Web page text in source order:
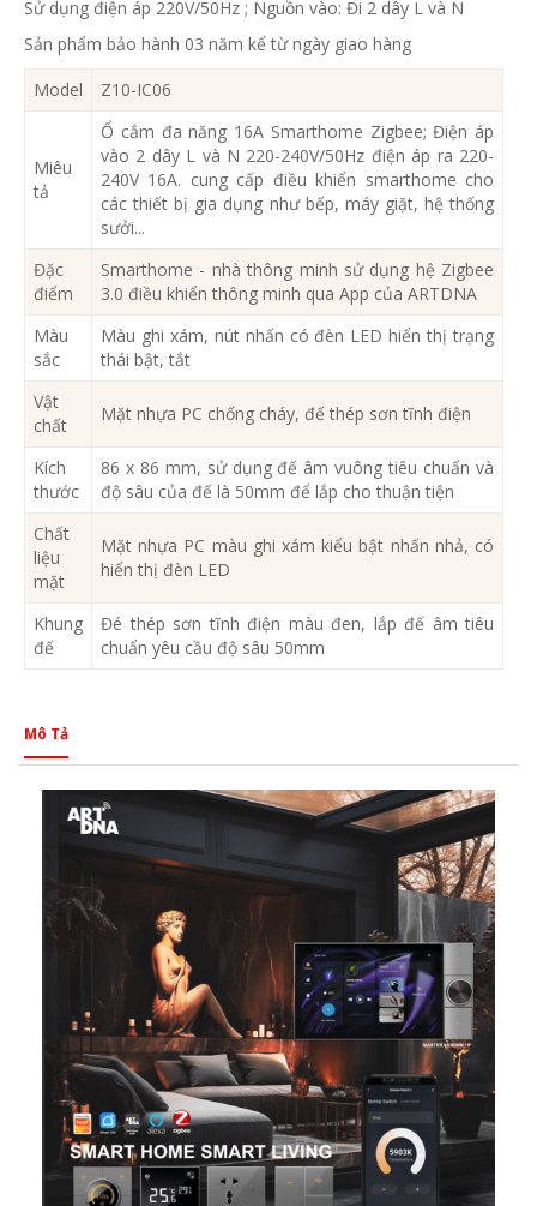
Sử dụng điện áp 220V/50Hz ; Nguồn vào: Đi 2 dây L và N
Sản phẩm bảo hành 03 năm kể từ ngày giao hàng
Model
Z10-IC06
Miêu
tả
Ổ cắm đa năng 16A Smarthome Zigbee; Điện áp
vào 2 dây L và N 220-240V/50Hz điện áp ra 220-
240V 16A. cung cấp điều khiển smarthome cho
các thiết bị gia dụng như bếp, máy giặt, hệ thống
sưởi...
Đặc
điểm
Smarthome - nhà thông minh sử dụng hệ Zigbee
3.0 điều khiển thông minh qua App của ARTDNA
Màu
sắc
Màu ghi xám, nút nhấn có đèn LED hiển thị trạng
thái bật, tắt
Vật
chất
Mặt nhựa PC chống cháy, đế thép sơn tĩnh điện
Kích
thước
86 x 86 mm, sử dụng đế âm vuông tiêu chuẩn và
độ sâu của đế là 50mm để lắp cho thuận tiện
Chất
liệu
mặt
Mặt nhựa PC màu ghi xám kiểu bật nhấn nhả, có
hiển thị đèn LED
Khung
đế
Đé thép sơn tĩnh điện màu đen, lắp đế âm tiêu
chuẩn yêu cầu độ sâu 50mm
Mô Tả